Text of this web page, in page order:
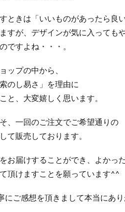
ときは「いいものがあったら良い
すが、デザインが気に入っても
ですよね・・・。
ップの中から、
のし易さ」を理由に
と、大変嬉しく思います。
、一回のご注文でご希望通りの
て販売しております。
お届けすることができ、よかった
頂けますことを願っています^^
ご感想を頂きまして本当にあり